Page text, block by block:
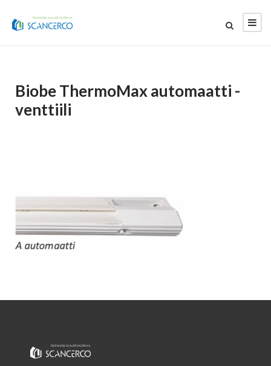
Biobe ThermoMax automaatti -
venttiili